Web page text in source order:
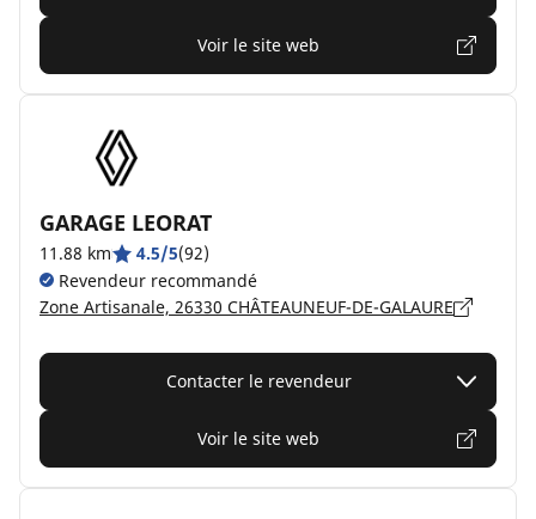
Voir le site web
GARAGE LEORAT
11.88 km 4.5/5(92)
Revendeur recommandé
Zone Artisanale, 26330 CHÂTEAUNEUF-DE-GALAURE
Contacter le revendeur
Voir le site web